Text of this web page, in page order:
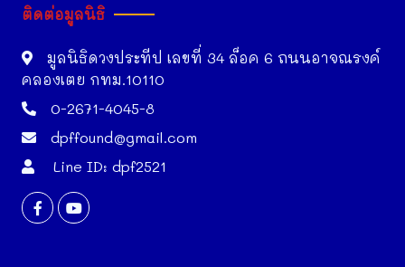
ติดต่อมูลนิธิ
มูลนิธิดวงประทีป เลขที่ 34 ล็อค 6 ถนนอาจณรงค์
คลองเตย กทม.10110
0-2671-4045-8
dpffound@gmail.com
Line ID: dpf2521